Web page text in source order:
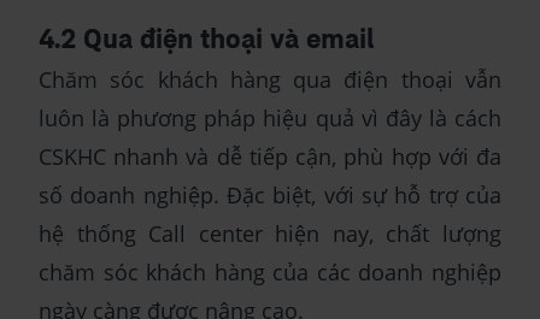
4.2 Qua điện thoại và email
Chăm sóc khách hàng qua điện thoại vẫn
luôn là phương pháp hiệu quả vì đây là cách
CSKHC nhanh và dễ tiếp cận, phù hợp với đa
số doanh nghiệp. Đặc biệt, với sự hỗ trợ của
hệ thống Call center hiện nay, chất lượng
chăm sóc khách hàng của các doanh nghiệp
ngày càng được nâng cao.